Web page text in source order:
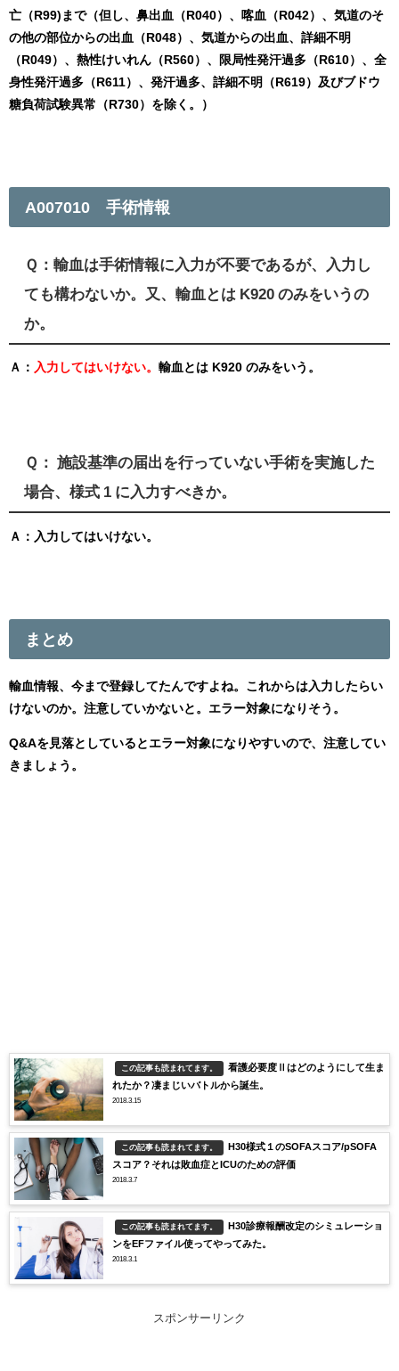
亡（R99)まで（但し、鼻出血（R040）、喀血（R042）、気道のそ
の他の部位からの出血（R048）、気道からの出血、詳細不明
（R049）、熱性けいれん（R560）、限局性発汗過多（R610）、全
身性発汗過多（R611）、発汗過多、詳細不明（R619）及びブドウ
糖負荷試験異常（R730）を除く。）
A007010 手術情報
Ｑ：輸血は手術情報に入力が不要であるが、入力し
ても構わないか。又、輸血とは K920 のみをいうの
か。
Ａ： 入力してはいけない。 輸血とは K920 のみをいう。
Ｑ： 施設基準の届出を行っていない手術を実施した
場合、様式 1 に入力すべきか。
Ａ：入力してはいけない。
まとめ
輸血情報、今まで登録してたんですよね。これからは入力したらい
けないのか。注意していかないと。エラー対象になりそう。
Q&Aを見落としているとエラー対象になりやすいので、注意してい
きましょう。
この記事も読まれてます。
看護必要度Ⅱはどのようにして生ま
れたか？凄まじいバトルから誕生。
2018.3.15
この記事も読まれてます。
H30様式１のSOFAスコア/pSOFA
スコア？それは敗血症とICUのための評価
2018.3.7
この記事も読まれてます。
H30診療報酬改定のシミュレーショ
ンをEFファイル使ってやってみた。
2018.3.1
スポンサーリンク